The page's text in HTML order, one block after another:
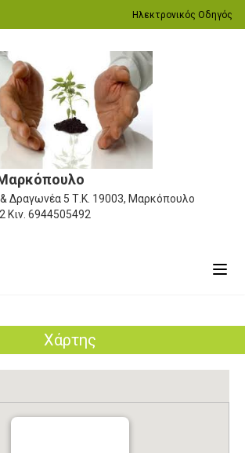
Ηλεκτρονικός Οδηγός
Δραγωνέα 5 Τ.Κ. 19003, Μαρκόπουλο
Κιν. 6944505492
Χάρτης